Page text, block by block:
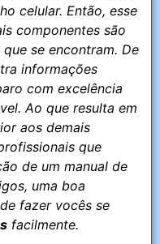
celular. Então, esse
componentes são
se encontram. De
informações
com excelência
Ao que resulta em
aos demais
que
de um manual de
uma boa
fazer vocês se
facilmente.